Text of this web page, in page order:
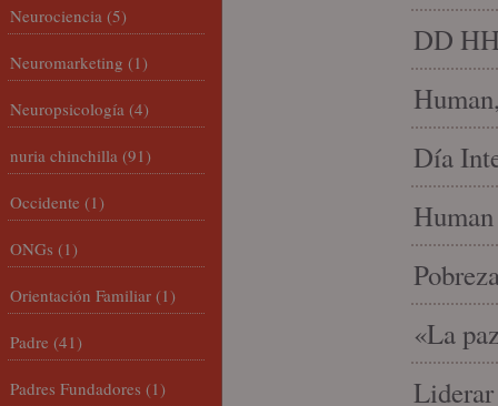
DD
Día
«La
Liderar
Neurociencia (5)
Neuromarketing (1)
Neuropsicología (4)
nuria chinchilla (91)
Occidente (1)
ONGs (1)
Orientación Familiar (1)
Padre (41)
Padres Fundadores (1)